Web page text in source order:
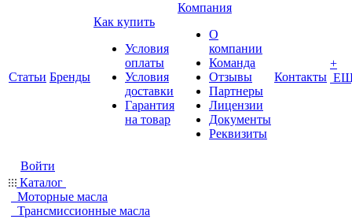
Статьи Бренды
Как купить
Условия
оплаты
Условия
доставки
Гарантия
на товар
Компания
О
компании
Команда
Отзывы
Партнеры
Лицензии
Документы
Реквизиты
Контакты
+
Войти
Каталог
Моторные масла
Трансмиссионные масла